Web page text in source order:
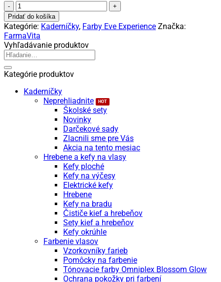
množstvo
Farmavita
Eve
Experience
11.021
-
profesionálna
farba
na
vlasy
Pridať do košíka
Kategórie: Kaderníčky, Farby Eve Experience Značka:
FarmaVita
Vyhľadávanie produktov
Hľadať:
Kategórie produktov
Kaderníčky
Neprehliadnite
Školské sety
Novinky
Darčekové sady
Zlacnili sme pre Vás
Akcia na tento mesiac
Hrebene a kefy na vlasy
Kefy ploché
Kefy na výčesy
Elektrické kefy
Hrebene
Kefy na bradu
Čističe kief a hrebeňov
Sety kief a hrebeňov
Kefy okrúhle
Farbenie vlasov
Vzorkovníky farieb
Pomôcky na farbenie
Tónovacie farby Omniplex Blossom Glow
Ochrana pokožky pri farbení